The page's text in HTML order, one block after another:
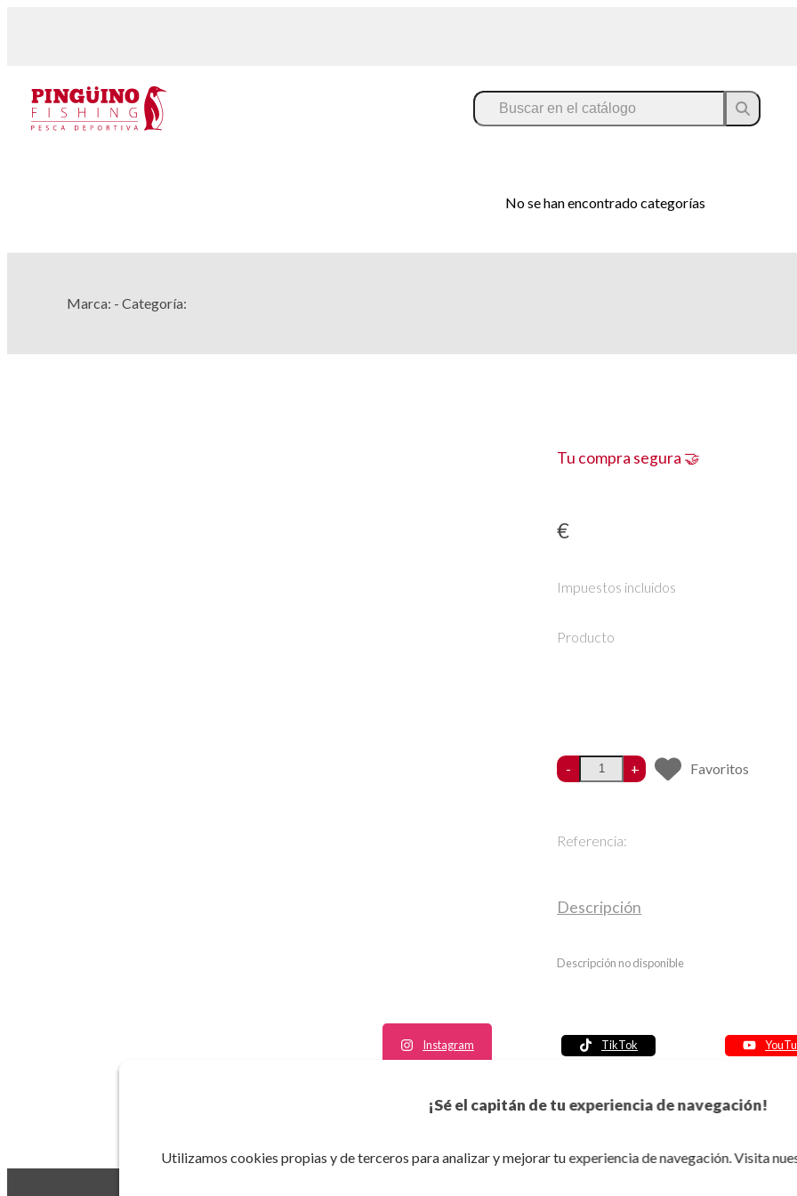
¡Sé el capitán de tu experiencia de navegación!
Utilizamos cookies propias y de terceros para analizar y mejorar tu experiencia de navegación. Visita
No se han encontrado categorías
Marca: - Categoría:
Tu compra segura 🤝
€
Impuestos incluidos
Producto
- + Favoritos
Referencia:
Descripción
Descripción no disponible
Instagram TikTok
Política de seguridad